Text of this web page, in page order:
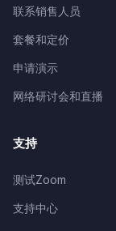
联系销售人员
套餐和定价
申请演示
网络研讨会和直播
支持
测试Zoom
支持中心